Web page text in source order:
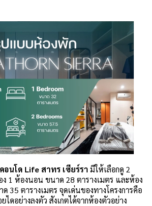
อนโด Life สาทร เซียร์รา มีให้เลือกดู 2
1 ห้องนอน ขนาด 28 ตารางเมตร และห้อง
35 ตารางเมตร จุดเด่นของทางโครงการคือ
ดอย่างลงตัว สังเกตได้จากห้องตัวอย่าง